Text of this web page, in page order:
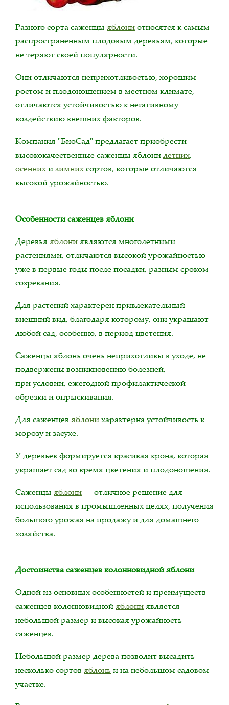
Разного сорта саженцы яблониотносятся к самым
распространенным плодовым деревьям, которые
не теряют своей популярности.
Они отличаются неприхотливостью, хорошим
ростом и плодоношением в местном климате,
отличаются устойчивостью к негативному
воздействию внешних факторов.
Компания "БиоСад" предлагает приобрести
высококачественные саженцы яблонилетних,
осеннихизимнихсортов, которые отличаются
высокой урожайностью.
Особенности саженцев яблони
Деревья яблониявляются многолетними
растениями, отличаются высокой урожайностью
уже в первые годы после посадки, разным сроком
созревания.
Для растений характерен привлекательный
внешний вид, благодаря которому, они украшают
любой сад, особенно, в период цветения.
Саженцы яблонь очень неприхотливы в уходе, не
подвержены возникновению болезней,
при условии, ежегодной профилактической
обрезки и опрыскивания.
Для саженцев яблонихарактерна устойчивость к
морозу и засухе.
У деревьев формируется красивая крона, которая
украшает сад во время цветения и плодоношения.
Саженцы яблони — отличное решение для
использования в промышленных целях, получения
большого урожая на продажу и для домашнего
хозяйства.
Достоинства саженцев колонновидной яблони
Одной из основных особенностей и преимуществ
саженцев колонновиднойяблониявляется
небольшой размер и высокая урожайность
саженцев.
Небольшой размер дерева позволит высадить
несколько сортов яблонь и на небольшом садовом
участке.